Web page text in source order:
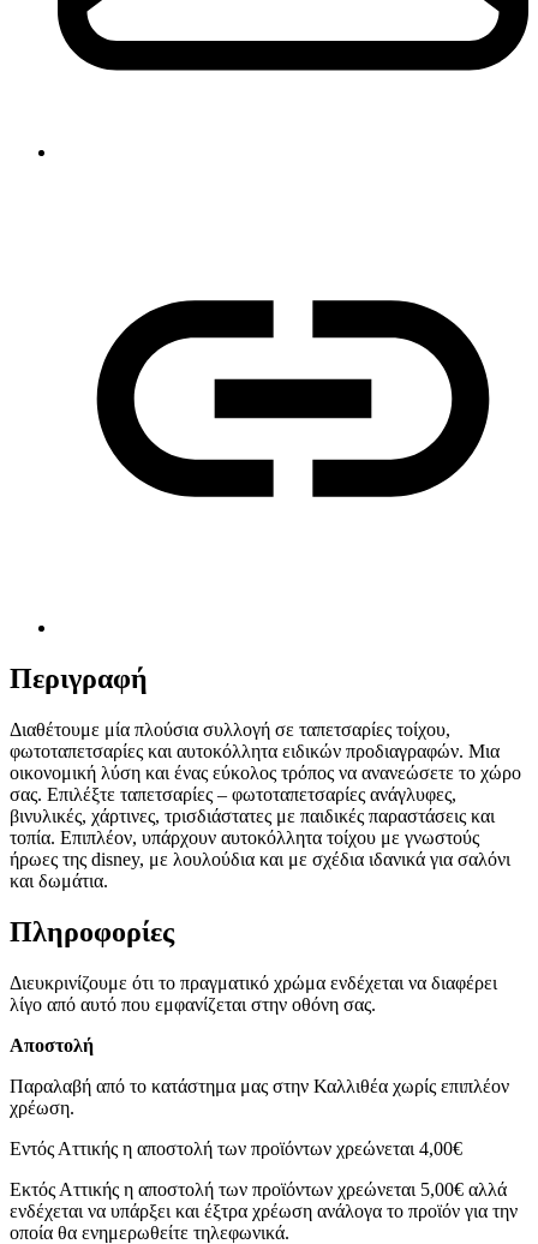
Περιγραφή
Διαθέτουμε μία πλούσια συλλογή σε ταπετσαρίες τοίχου,
φωτοταπετσαρίες και αυτοκόλλητα ειδικών προδιαγραφών. Μια
οικονομική λύση και ένας εύκολος τρόπος να ανανεώσετε το χώρο
σας. Επιλέξτε ταπετσαρίες – φωτοταπετσαρίες ανάγλυφες,
βινυλικές, χάρτινες, τρισδιάστατες με παιδικές παραστάσεις και
τοπία. Επιπλέον, υπάρχουν αυτοκόλλητα τοίχου με γνωστούς
ήρωες της disney, με λουλούδια και με σχέδια ιδανικά για σαλόνι
και δωμάτια.
Πληροφορίες
Διευκρινίζουμε ότι το πραγματικό χρώμα ενδέχεται να διαφέρει
λίγο από αυτό που εμφανίζεται στην οθόνη σας.
Αποστολή
Παραλαβή από το κατάστημα μας στην Καλλιθέα χωρίς επιπλέον
χρέωση.
Εντός Αττικής η αποστολή των προϊόντων χρεώνεται 4,00€
Εκτός Αττικής η αποστολή των προϊόντων χρεώνεται 5,00€ αλλά
ενδέχεται να υπάρξει και έξτρα χρέωση ανάλογα το προϊόν για την
οποία θα ενημερωθείτε τηλεφωνικά.